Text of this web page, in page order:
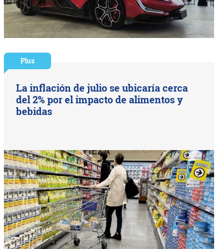
Plus
La inflación de julio se ubicaría cerca
del 2% por el impacto de alimentos y
bebidas